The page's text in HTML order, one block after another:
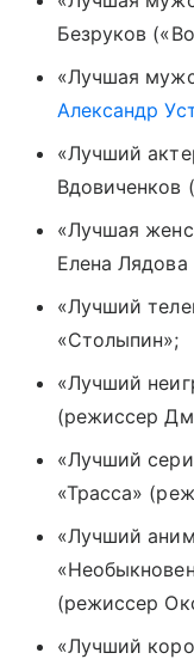
Безруков
«Лучшая
Александр
«Лучший
Вдовиченков
«Лучшая
Елена Лядова
«Лучший
«Столыпин»;
«Лучший
(режиссер
«Лучший
«Трасса»
«Лучший
(режиссер
«Лучший